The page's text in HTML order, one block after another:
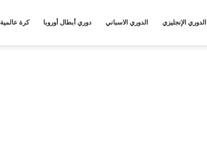
الدوري الإنجليزي الدوري الاسباني دوري أبطال أوروبا كرة عالمية